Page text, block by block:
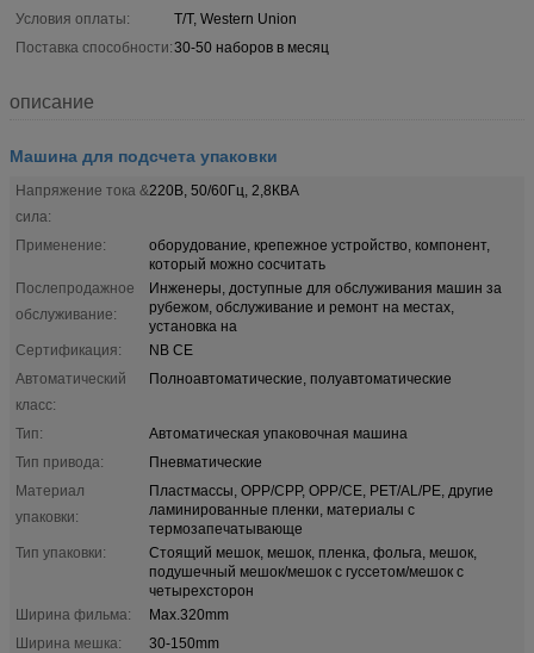
Условия оплаты:
T/T, Western Union
Поставка способности:30-50 наборов в месяц
описание
Машина для подсчета упаковки
Напряжение тока &
сила:
220В, 50/60Гц, 2,8КВА
Применение:
оборудование, крепежное устройство, компонент,
который можно сосчитать
Послепродажное
обслуживание:
Инженеры, доступные для обслуживания машин за
рубежом, обслуживание и ремонт на местах,
установка на
Сертификация:
NB CE
Автоматический
класс:
Полноавтоматические, полуавтоматические
Тип:
Автоматическая упаковочная машина
Тип привода:
Пневматические
Материал
упаковки:
Пластмассы, OPP/CPP, OPP/CE, PET/AL/PE, другие
ламинированные пленки, материалы с
термозапечатывающе
Тип упаковки:
Стоящий мешок, мешок, пленка, фольга, мешок,
подушечный мешок/мешок с гуссетом/мешок с
четырехсторон
Ширина фильма:
Max.320mm
Ширина мешка:
30-150mm